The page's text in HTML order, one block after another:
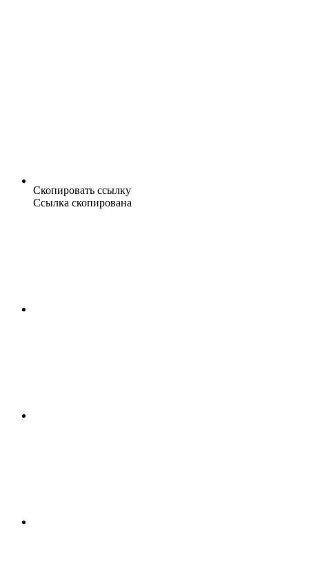
Скопировать ссылку
Ссылка скопирована